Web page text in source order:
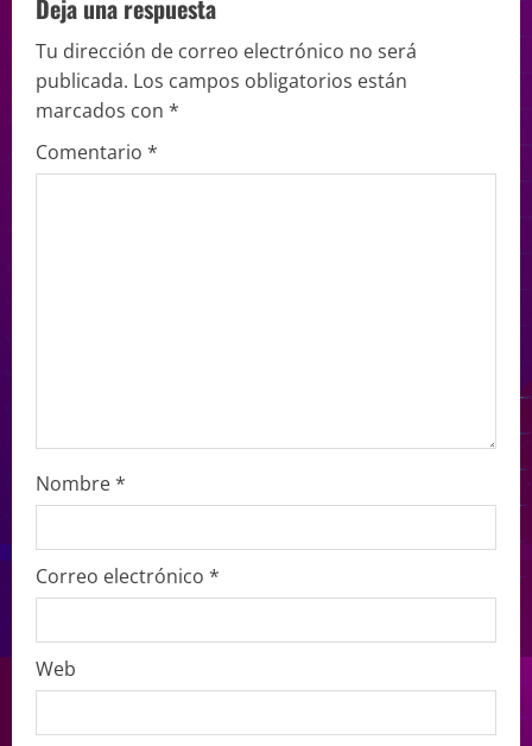
Deja una respuesta
Tu dirección de correo electrónico no será
publicada. Los campos obligatorios están
marcados con *
Comentario *
Nombre*
Correo electrónico *
Web